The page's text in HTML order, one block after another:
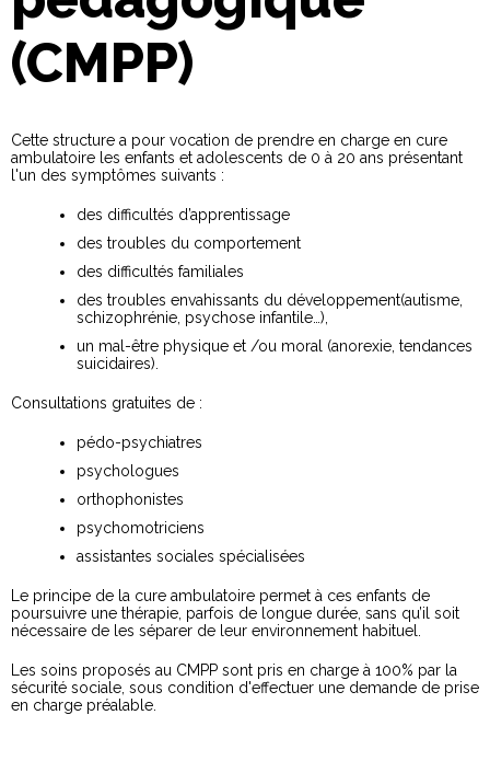
(CMPP)
Cette structure a pour vocation de prendre en charge en cure
ambulatoire les enfants et adolescents de 0 à 20 ans présentant
l'un des symptômes suivants :
des difficultés d’apprentissage
des troubles du comportement
des difficultés familiales
des troubles envahissants du développement(autisme,
schizophrénie, psychose infantile…),
un mal-être physique et /ou moral (anorexie, tendances
suicidaires).
Consultations gratuites de :
pédo-psychiatres
psychologues
orthophonistes
psychomotriciens
assistantes sociales spécialisées
Le principe de la cure ambulatoire permet à ces enfants de
poursuivre une thérapie, parfois de longue durée, sans qu’il soit
nécessaire de les séparer de leur environnement habituel.
Les soins proposés au CMPP sont pris en charge à 100% par la
sécurité sociale, sous condition d'effectuer une demande de prise
en charge préalable.